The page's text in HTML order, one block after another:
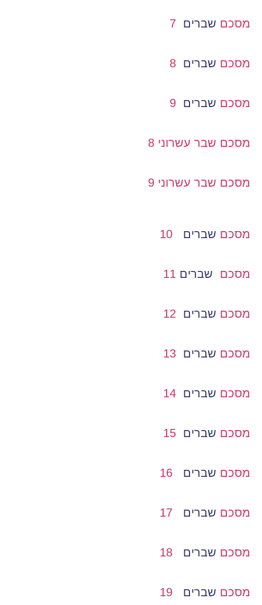
מסכם שברים
מסכם שברים
מסכם שברים
מסכם שבר עשרוני 8
מסכם שבר עשרוני 9
מסכם שברים
מסכם שברים 11
מסכם שברים 12
מסכם שברים
מסכם שברים
מסכם שברים
מסכם שברים 6
מסכם שברים 7
מסכם שברים 8
מסכם שברים 9